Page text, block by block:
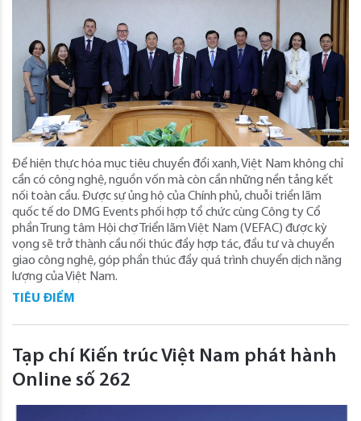
Để hiện thực hóa mục tiêu chuyển đổi xanh, Việt Nam không chỉ
cần có công nghệ, nguồn vốn mà còn cần những nền tảng kết
nối toàn cầu. Được sự ủng hộ của Chính phủ, chuỗi triển lãm
quốc tế do DMG Events phối hợp tổ chức cùng Công ty Cổ
phần Trung tâm Hội chợ Triển lãm Việt Nam (VEFAC) được kỳ
vọng sẽ trở thành cầu nối thúc đẩy hợp tác, đầu tư và chuyển
giao công nghệ, góp phần thúc đẩy quá trình chuyển dịch năng
lượng của Việt Nam.
TIÊU ĐIỂM
Tạp chí Kiến trúc Việt Nam phát hành
Online số 262